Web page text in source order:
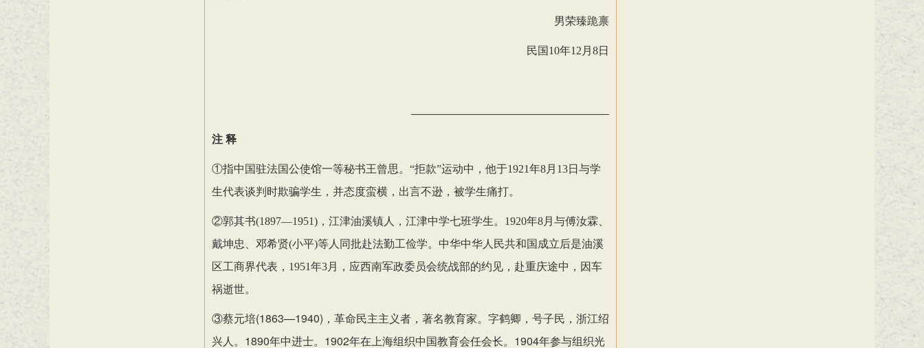
男荣臻跪禀
民国10年12月8日
注 释
①指中国驻法国公使馆一等秘书王曾思。“拒款”运动中，他于1921年8月13日与学
生代表谈判时欺骗学生，并态度蛮横，出言不逊，被学生痛打。
②郭其书(1897—1951)，江津油溪镇人，江津中学七班学生。1920年8月与傅汝霖、
戴坤忠、邓希贤(小平)等人同批赴法勤工俭学。中华中华人民共和国成立后是油溪
区工商界代表，1951年3月，应西南军政委员会统战部的约见，赴重庆途中，因车
祸逝世。
③蔡元培(1863—1940)，革命民主主义者，著名教育家。字鹤卿，号子民，浙江绍
兴人。1890年中进士。1902年在上海组织中国教育会任会长。1904年参与组织光